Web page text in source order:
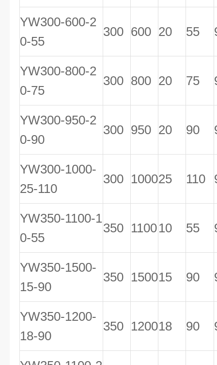
YW300-600-2
0-55
300 600 20 55
YW300-800-2
0-75
300 800 20 75
YW300-950-2
0-90
300 950 20 90
YW300-1000-
25-110
300 100025 110
YW350-1100-1
0-55
350 110010 55
YW350-1500-
15-90
350 150015 90
YW350-1200-
18-90
350 120018 90